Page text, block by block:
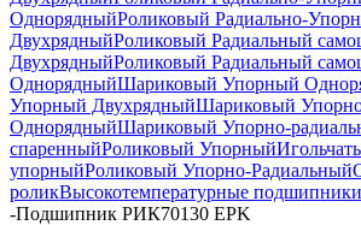
ОднорядныйРоликовый Радиально-
ДвухрядныйРоликовый Радиальный
ДвухрядныйРоликовый Радиальный
ОднорядныйШариковый Упорный
Упорный ДвухрядныйШариковый
ОднорядныйШариковый Упорно-
спаренныйРоликовый Упорный
упорныйРоликовый Упорно-Радиальный
роликВысокотемпературные подшипники
-Подшипник РИК70130 EPK